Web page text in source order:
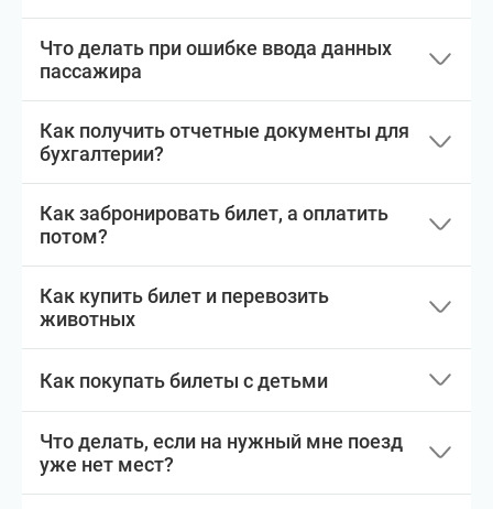
Что делать при ошибке ввода данных
пассажира
Как получить отчетные документы для
бухгалтерии?
Как забронировать билет, а оплатить
потом?
Как купить билет и перевозить
животных
Как покупать билеты с детьми
Что делать, если на нужный мне поезд
уже нет мест?